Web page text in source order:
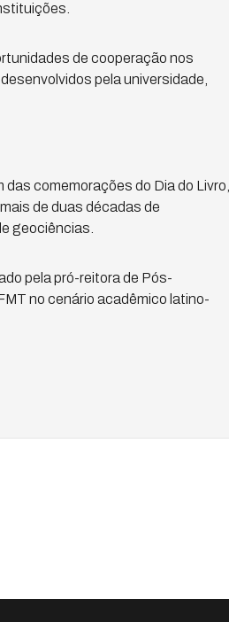
de cooperação nos
pela universidade,
comemorações do Dia do Livro,
de duas décadas de
geociências.
pela pró-reitora de Pós-
no cenário acadêmico latino-